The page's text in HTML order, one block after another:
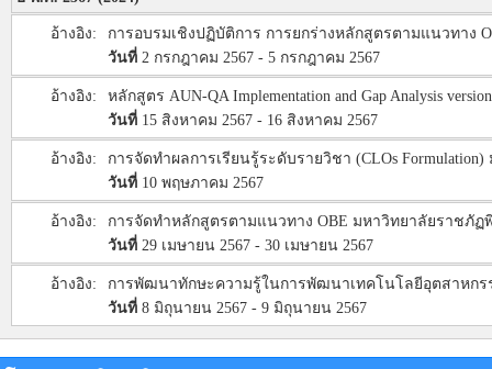
อ้างอิง:
การอบรมเชิงปฏิบัติการ การยกร่างหลักสูตรตามแนวทาง
วันที่ 2 กรกฎาคม 2567 - 5 กรกฎาคม 2567
อ้างอิง:
หลักสูตร AUN-QA Implementation and Gap Analysis
วันที่ 15 สิงหาคม 2567 - 16 สิงหาคม 2567
อ้างอิง:
การจัดทำผลการเรียนรู้ระดับรายวิชา (CLOs
วันที่ 10 พฤษภาคม 2567
อ้างอิง:
การจัดทำหลักสูตรตามแนวทาง OBE มหาวิทยาลัยราชภัฏ
วันที่ 29 เมษายน 2567 - 30 เมษายน 2567
อ้างอิง:
การพัฒนาทักษะความรู้ในการพัฒนาเทคโนโลยีอุตสาหกร
วันที่ 8 มิถุนายน 2567 - 9 มิถุนายน 2567